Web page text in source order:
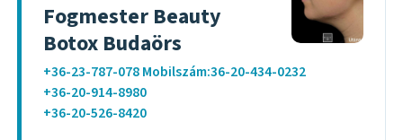
Fogmester Beauty
Botox Budaörs
+36-23-787-078 Mobilszám:36-20-434-0232
+36-20-914-8980
+36-20-526-8420